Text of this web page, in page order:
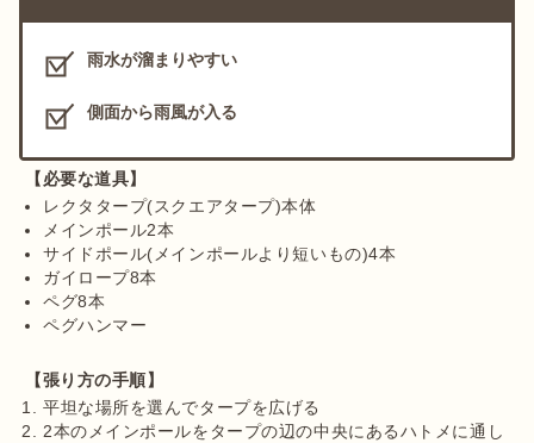
雨水が溜まりやすい
側面から雨風が入る
【必要な道具】
レクタタープ(スクエアタープ)本体
メインポール2本
サイドポール(メインポールより短いもの)4本
ガイロープ8本
ペグ8本
ペグハンマー
【張り方の手順】
平坦な場所を選んでタープを広げる
2本のメインポールをタープの辺の中央にあるハトメに通し